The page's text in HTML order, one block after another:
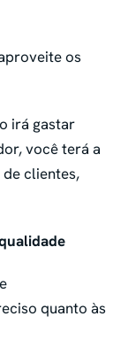
os
irá gastar
você terá a
clientes,
quanto às